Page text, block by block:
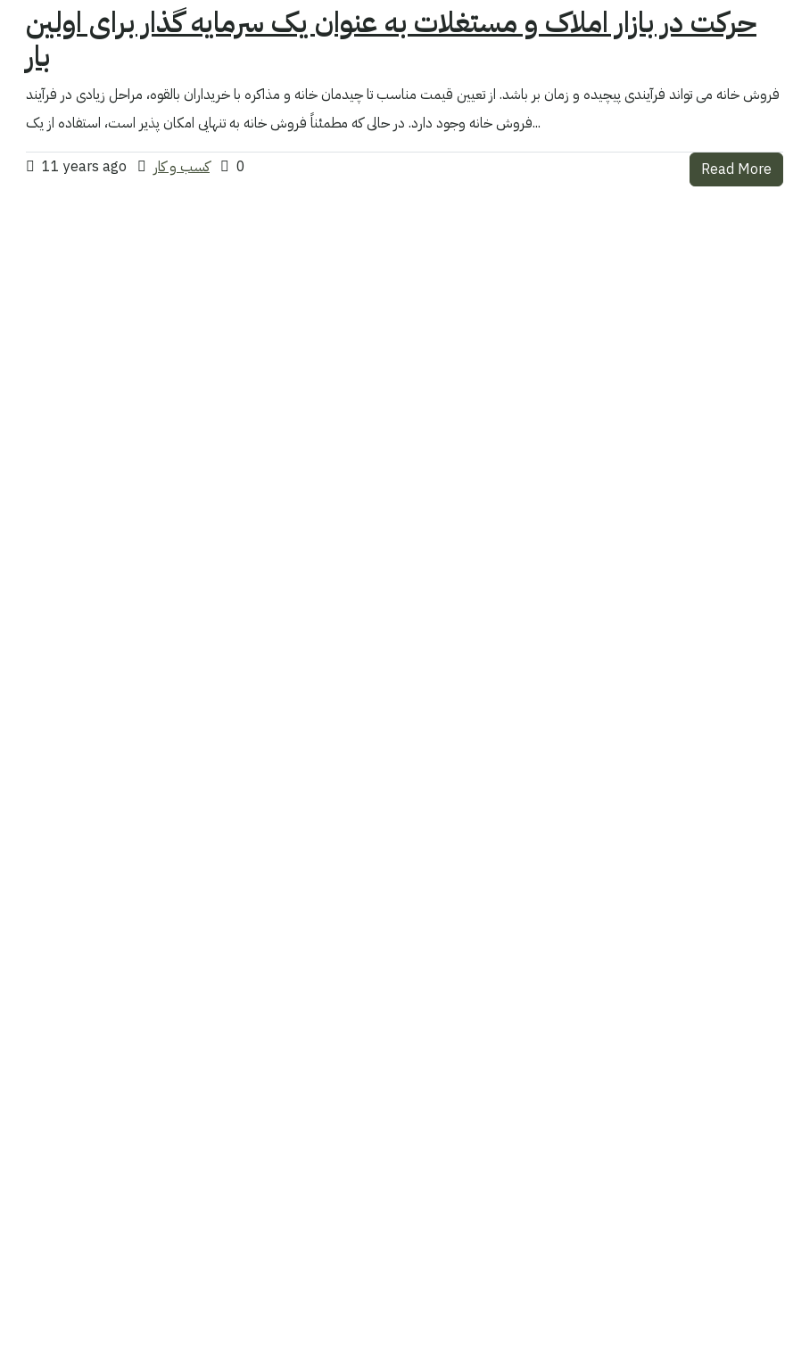
حرکت در بازار املاک و مستغلات به عنوان یک سرمایه گذار برای اولین
بار
فروش خانه می تواند فرآیندی پیچیده و زمان بر باشد. از تعیین قیمت مناسب تا چیدمان خانه و مذاکره با خریداران بالقوه، مراحل زیادی در فرآیند
فروش خانه وجود دارد. در حالی که مطمئناً فروش خانه به تنهایی امکان پذیر است، استفاده از یک...
11 years ago کسب و کار 0 Read More